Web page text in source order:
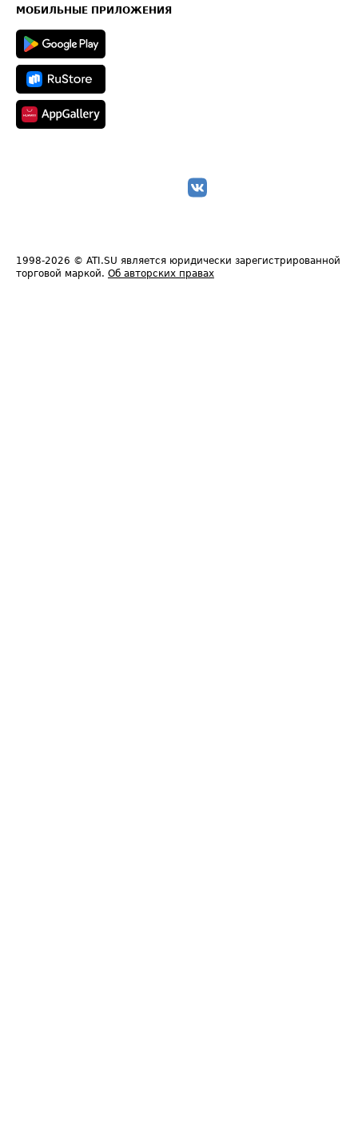
Техническая информация
МОБИЛЬНЫЕ ПРИЛОЖЕНИЯ
1998-2026 © ATI.SU является юридически зарегистрированной
торговой маркой. Об авторских правах